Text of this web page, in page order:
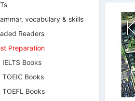
vocabulary & skills
Readers
Preparation
IELTS Books
TOEIC Books
TOEFL Books